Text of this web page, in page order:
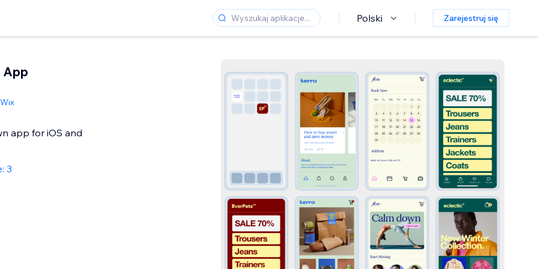
Polski Zarejestruj się
App
Wix
app for iOS and
3